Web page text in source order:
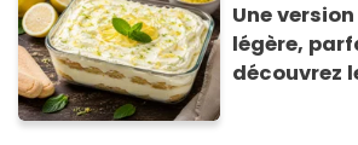
Une
légère,
découvrez